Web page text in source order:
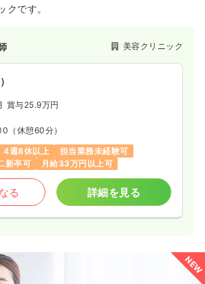
クです。
美容クリニック
賞与25.9万円
（休憩60分）
4週8休以上
担当業務未経験可
新卒可 月給33万円以上可
る 詳細を見る
NEW